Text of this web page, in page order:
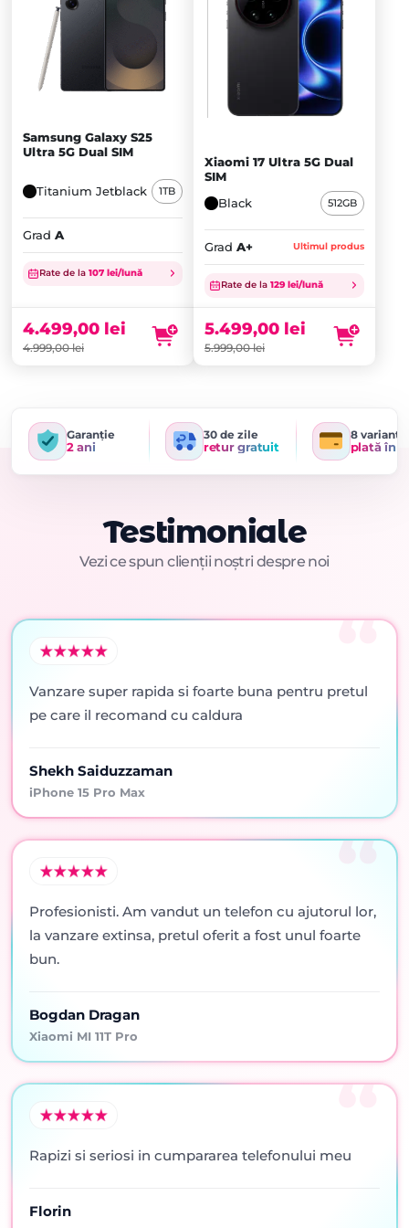
Samsung Galaxy S25
Ultra 5G Dual SIM
Titanium Jetblack 1TB
Grad A
Rate de la 107 lei/lună
4.999,00lei
inițial
fost:
4.999,00 lei.
4.499,00 lei
Prețul
este:
4.499,00 lei.
Xiaomi 17 Ultra 5G Dual
SIM
Black
512GB
Grad A+ Ultimul produs
Rate de la 129 lei/lună
5.999,00lei
Prețul
inițial
fost:
5.999,00 lei.
5.499,00 lei
Prețul
este:
5.499,00 lei.
Garanție
2 ani
30 de zile
retur gratuit
8 variante
plată în
Testimoniale
Vezi ce spun clienții noștri despre noi
Vanzare super rapida si foarte buna pentru pretul
pe care il recomand cu caldura
Shekh Saiduzzaman
iPhone 15 Pro Max
Profesionisti. Am vandut un telefon cu ajutorul lor,
la vanzare extinsa, pretul oferit a fost unul foarte
bun.
Bogdan Dragan
Xiaomi MI 11T Pro
Rapizi si seriosi in cumpararea telefonului meu
Florin